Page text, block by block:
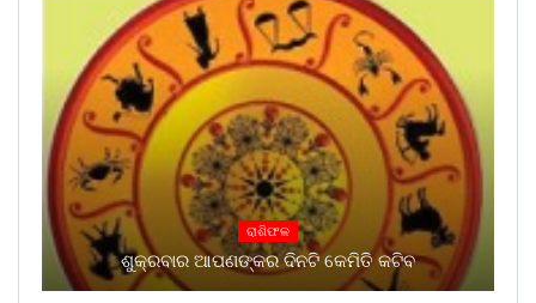
ରାଶିଫଳ
ଶୁକ୍ରବାର ଆପଣଙ୍କର ଦିନଟି କେମିତି କଟିବ